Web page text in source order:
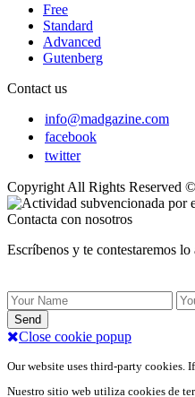
Free
Standard
Advanced
Gutenberg
Contact us
info@madgazine.com
facebook
twitter
Copyright All Rights Reserved
Contacta con nosotros
Escríbenos y te contestaremos lo
Send
Close cookie popup
Our website uses third-party cookies.
Nuestro sitio web utiliza cookies de